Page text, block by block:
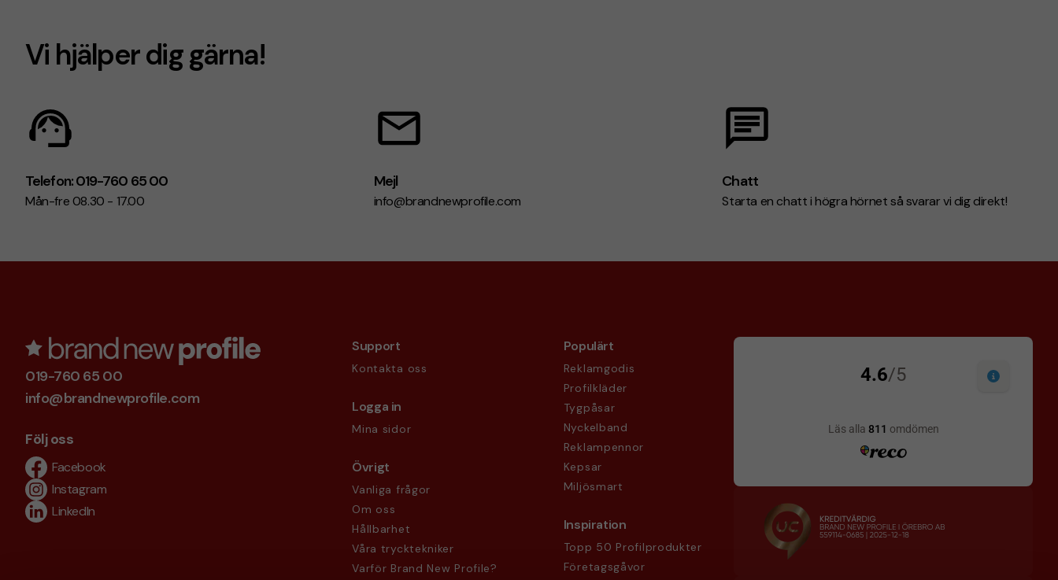
Vi hjälper dig gärna!
Telefon: 019-760 65 00
Mån-fre 08.30 - 17.00
Mejl
info@brandnewprofile.com
Chatt
Starta en chatt i högra hörnet så svarar vi dig direkt!
019-760 65 00
info@brandnewprofile.com
Följ oss
Facebook
Instagram
LinkedIn
Support
Kontakta oss
Logga in
Mina sidor
Övrigt
Vanliga frågor
Om oss
Hållbarhet
Våra trycktekniker
Varför Brand New Profile?
Populärt
Reklamgodis
Profilkläder
Tygpåsar
Nyckelband
Reklampennor
Kepsar
Miljösmart
Inspiration
Topp 50 Profilprodukter
Företagsgåvor